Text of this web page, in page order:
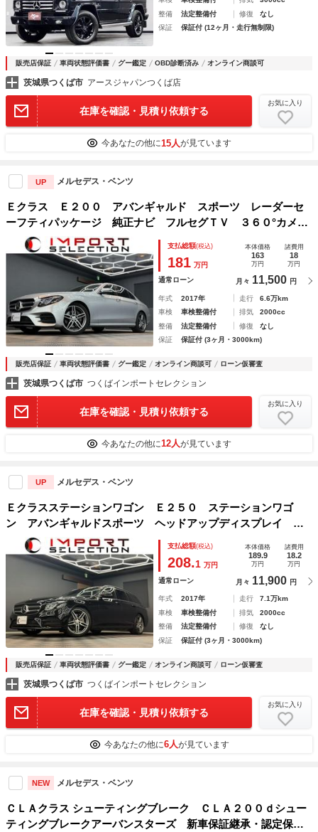
整備
法定整備付 修復
なし
保証
保証付 (12ヶ月・走行無制限)
販売店保証 車両状態評価書 グー鑑定 OBD診断済み オンライン商談可
茨城県つくば市 アースジャパンつくば店
在庫を確認・見積り依頼する
お気に入り
今あなたの他に15人が見ています
UP メルセデス・ベンツ
Ｅクラス Ｅ２００ アバンギャルド スポーツ レーダーセ
ーフティパッケージ 純正ナビ フルセグＴＶ ３６０°カメ
ラ ドライブレコーダー ハーフレザーシート シートヒータ
ー ＥＴＣ ＬＥＤヘッドライト アンビエントライト ＢＳ
Ｍ レーンキープ
支払総額(税込)
181 万円
本体価格
163
万円
諸費用
18
万円
通常ローン 月々 11,500 円
年式 2017年 走行
6.6万km
車検
車検整備付 排気
2000cc
整備
法定整備付 修復
なし
保証
保証付 (3ヶ月・3000km)
販売店保証 車両状態評価書 グー鑑定 オンライン商談可 ローン仮審査
茨城県つくば市 つくばインポートセレクション
在庫を確認・見積り依頼する
お気に入り
今あなたの他に12人が見ています
UP メルセデス・ベンツ
Ｅクラスステーションワゴン Ｅ２５０ ステーションワゴ
ン アバンギャルドスポーツ ヘッドアップディスプレイ ３
６０°カメラ アダプティブクルーズコントロール シートヒー
ター パワーシート パワーバックドア アンビエントライ
ト カープレイ 純正ナビ 純正１９ＡＷ ＥＴＣ２．０
支払総額(税込)
208.1 万円
本体価格
189.9
万円
諸費用
18.2
万円
通常ローン 月々 11,900 円
年式 2017年 走行
7.1万km
車検
車検整備付 排気
2000cc
整備
法定整備付 修復
なし
保証
保証付 (3ヶ月・3000km)
販売店保証 車両状態評価書 グー鑑定 オンライン商談可 ローン仮審査
茨城県つくば市 つくばインポートセレクション
在庫を確認・見積り依頼する
お気に入り
今あなたの他に6人が見ています
NEW メルセデス・ベンツ
ＣＬＡクラス シューティングブレーク ＣＬＡ２００ｄシュー
ティングブレークアーバンスターズ 新車保証継承・認定保証